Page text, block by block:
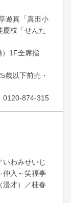
遊真「真田小
慶枝「せんた
）1F全席指
以下前売・
0120-874-315
いわみせいじ
仲入～笑福亭
漫才）／桂春